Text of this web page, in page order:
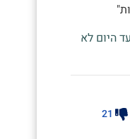
היום לא
21